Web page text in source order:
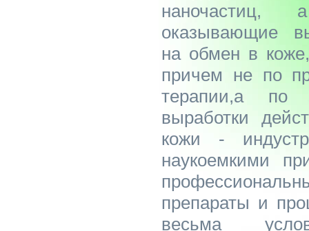
наночастиц,
оказывающие
на обмен в
причем не по
терапии,а по
выработки
кожи -
наукоемкими
препараты и
весьма